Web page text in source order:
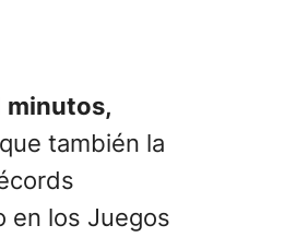
minutos,
también la
en los Juegos